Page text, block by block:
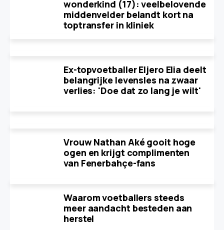
wonderkind (17): veelbelovende
middenvelder belandt kort na
toptransfer in kliniek
Ex-topvoetballer Eljero Elia deelt
belangrijke levensles na zwaar
verlies: 'Doe dat zo lang je wilt'
Vrouw Nathan Aké gooit hoge
ogen en krijgt complimenten
van Fenerbahçe-fans
Waarom voetballers steeds
meer aandacht besteden aan
herstel